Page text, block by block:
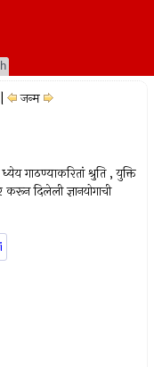
जन्म
गाठण्याकरितां श्रुति , युक्ति
दिलेली ज्ञानयोगाची